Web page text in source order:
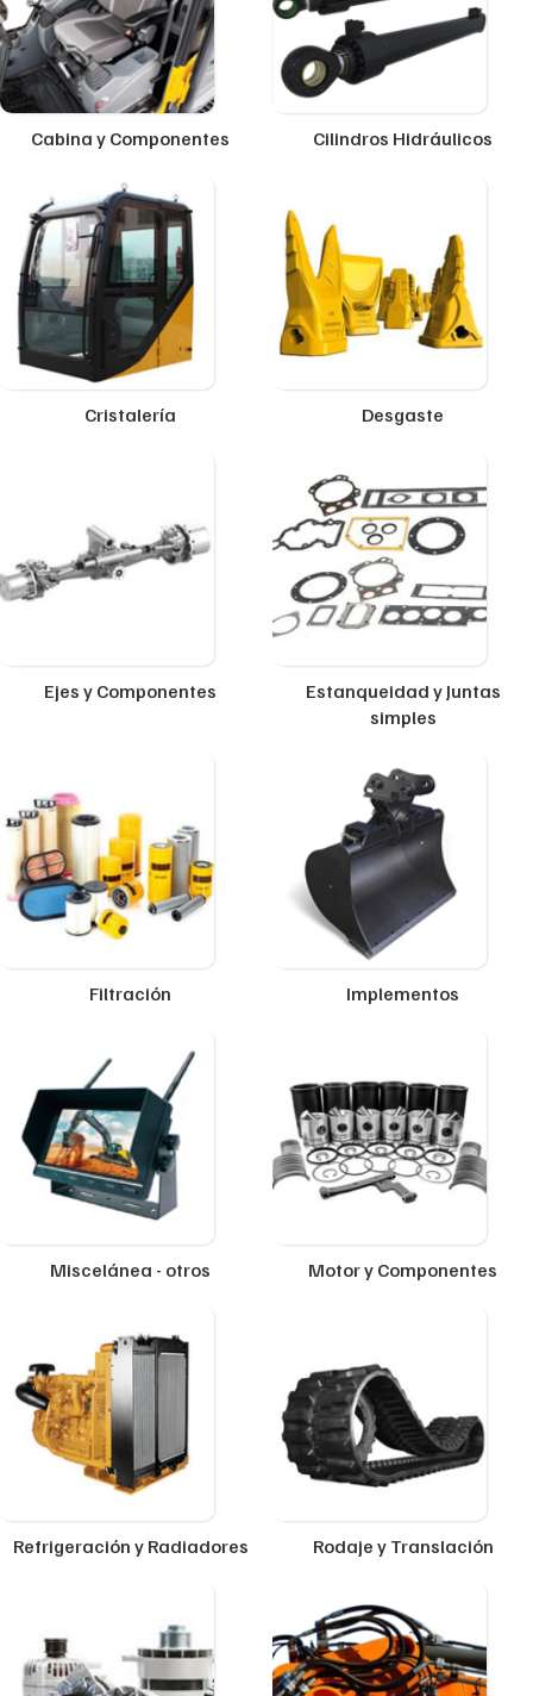
Cabina y Componentes Cilindros Hidráulicos
Cristalería Desgaste
Ejes y Componentes
Estanqueidad y Juntas
simples
Filtración Implementos
Miscelánea - otros Motor y Componentes
Refrigeración y Radiadores Rodaje y Translación